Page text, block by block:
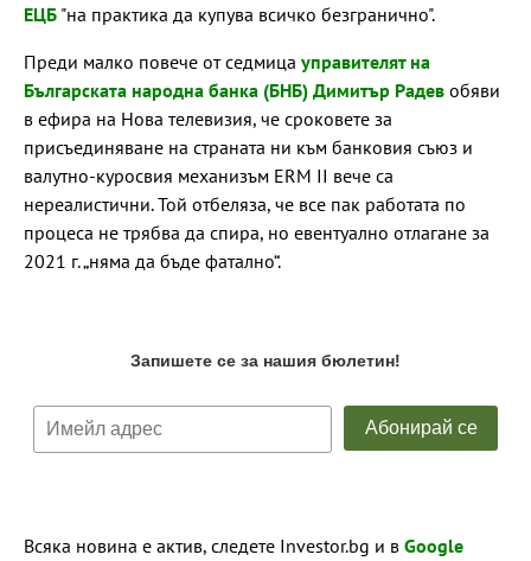
ЕЦБ "на практика да купува всичко безгранично".
Преди малко повече от седмица управителят на
Българската народна банка (БНБ) Димитър Радев обяви
в ефира на Нова телевизия, че сроковете за
присъединяване на страната ни към банковия съюз и
валутно-куросвия механизъм ERM II вече са
нереалистични. Той отбеляза, че все пак работата по
процеса не трябва да спира, но евентуално отлагане за
2021 г. „няма да бъде фатално“.
Всяка новина е актив, следете Investor.bg и в Google